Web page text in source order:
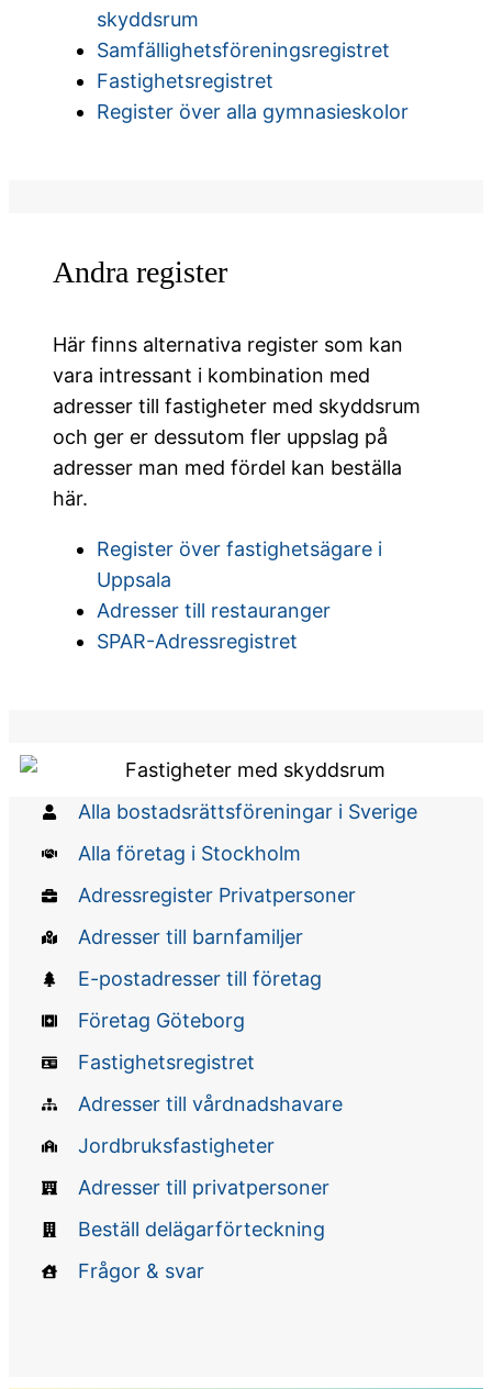
skyddsrum
Samfällighetsföreningsregistret
Fastighetsregistret
Register över alla gymnasieskolor
Andra register
Här finns alternativa register som kan
vara intressant i kombination med
adresser till fastigheter med skyddsrum
och ger er dessutom fler uppslag på
adresser man med fördel kan beställa
här.
Register över fastighetsägare i
Uppsala
Adresser till restauranger
SPAR-Adressregistret
Alla bostadsrättsföreningar i Sverige
Alla företag i Stockholm
Adressregister Privatpersoner
Adresser till barnfamiljer
E-postadresser till företag
Företag Göteborg
Fastighetsregistret
Adresser till vårdnadshavare
Jordbruksfastigheter
Adresser till privatpersoner
Beställ delägarförteckning
Frågor & svar